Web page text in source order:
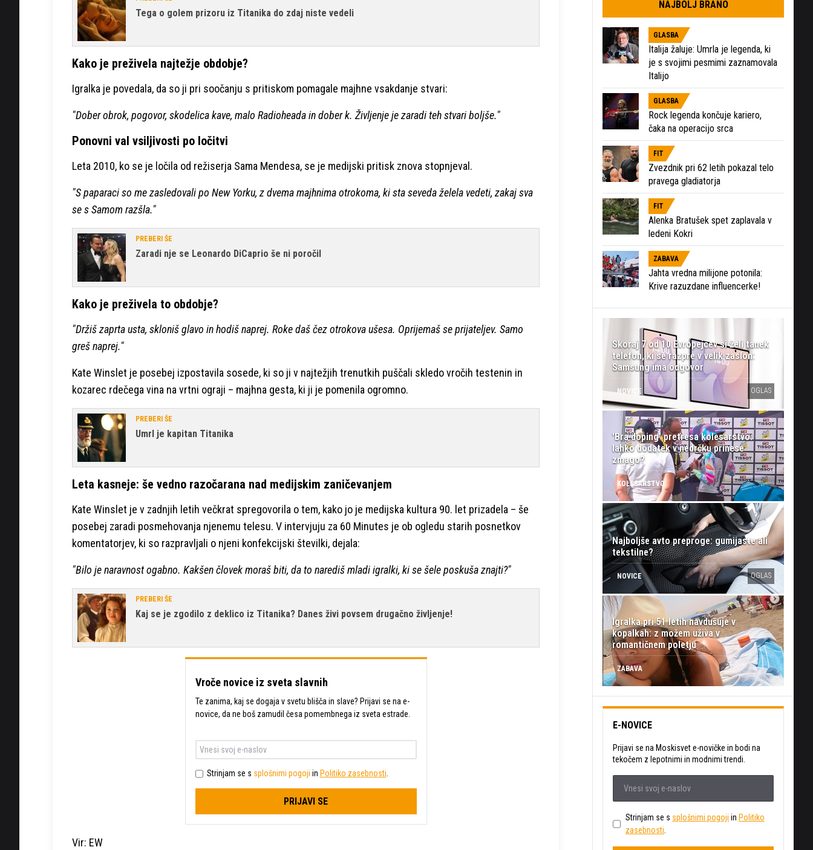
Tega o golem prizoru iz Titanika do zdaj niste vedeli
Kako je preživela najtežje obdobje?
Igralka je povedala, da so ji pri soočanju s pritiskom pomagale majhne vsakdanje stvari:
"Dober obrok, pogovor, skodelica kave, malo Radioheada in dober k. Življenje je zaradi teh stvari boljše."
Ponovni val vsiljivosti po ločitvi
Leta 2010, ko se je ločila od režiserja Sama Mendesa, se je medijski pritisk znova stopnjeval.
"S paparaci so me zasledovali po New Yorku, z dvema majhnima otrokoma, ki sta seveda želela vedeti, zakaj sva
se s Samom razšla."
PREBERI ŠE
Zaradi nje se Leonardo DiCaprio še ni poročil
Kako je preživela to obdobje?
"Držiš zaprta usta, skloniš glavo in hodiš naprej. Roke daš čez otrokova ušesa. Oprijemaš se prijateljev. Samo
greš naprej."
Kate Winslet je posebej izpostavila sosede, ki so ji v najtežjih trenutkih puščali skledo vročih testenin in
kozarec rdečega vina na vrtni ograji – majhna gesta, ki ji je pomenila ogromno.
PREBERI ŠE
Umrl je kapitan Titanika
Leta kasneje: še vedno razočarana nad medijskim zaničevanjem
Kate Winslet je v zadnjih letih večkrat spregovorila o tem, kako jo je medijska kultura 90. let prizadela – še
posebej zaradi posmehovanja njenemu telesu. V intervjuju za 60 Minutes je ob ogledu starih posnetkov
komentatorjev, ki so razpravljali o njeni konfekcijski številki, dejala:
"Bilo je naravnost ogabno. Kakšen človek moraš biti, da to narediš mladi igralki, ki se šele poskuša znajti?"
PREBERI ŠE
Kaj se je zgodilo z deklico iz Titanika? Danes živi povsem drugačno življenje!
Vroče novice iz sveta slavnih
Te zanima, kaj se dogaja v svetu blišča in slave? Prijavi se na e-
novice, da ne boš zamudil česa pomembnega iz sveta estrade.
Strinjam se s splošnimi pogoji in Politiko zasebnosti.
PRIJAVI SE
Vir: EW
NAJBOLJ BRANO
GLASBA
Italija žaluje: Umrla je legenda, ki
je s svojimi pesmimi zaznamovala
Italijo
GLASBA
Rock legenda končuje kariero,
čaka na operacijo srca
FIT
Zvezdnik pri 62 letih pokazal telo
pravega gladiatorja
FIT
Alenka Bratušek spet zaplavala v
ledeni Kokri
ZABAVA
Jahta vredna milijone potonila:
Krive razuzdane influencerke!
Skoraj 7 od 10 Evropejcev si želi tanek
telefon, ki se razpre v velik zaslon:
Samsung ima odgovor
NOVICE OGLAS
'Bra doping' pretresa kolesarstvo:
lahko dodatek v nedrčku prinese
zmago?
KOLESARSTVO
Najboljše avto preproge: gumijaste ali
tekstilne?
NOVICE OGLAS
Igralka pri 51 letih navdušuje v
kopalkah: z možem uživa v
romantičnem poletju
ZABAVA
E-NOVICE
Prijavi se na Moskisvet e-novičke in bodi na
tekočem z lepotnimi in modnimi trendi.
Strinjam se s splošnimi pogoji in Politiko
zasebnosti